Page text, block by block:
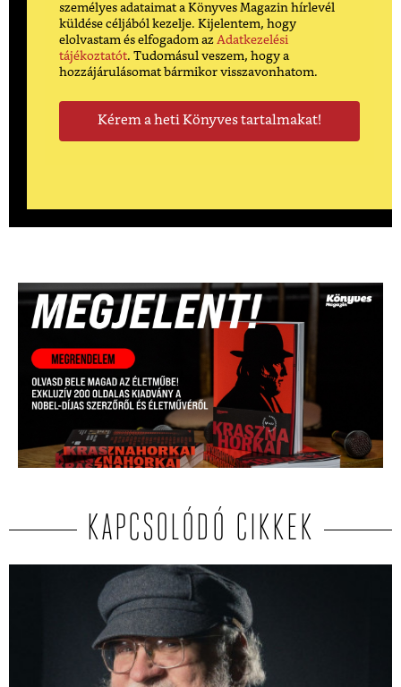
személyes adataimat a Könyves Magazin hírlevél
küldése céljából kezelje. Kijelentem, hogy
elolvastam és elfogadom az Adatkezelési
tájékoztatót. Tudomásul veszem, hogy a
hozzájárulásomat bármikor visszavonhatom.
KAPCSOLÓDÓ CIKKEK